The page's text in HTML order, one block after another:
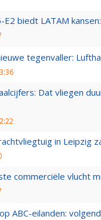
E2 biedt LATAM
tegenvaller:
Dat vliegen
in Leipzig
commerciële vlucht
ABC-eilanden: